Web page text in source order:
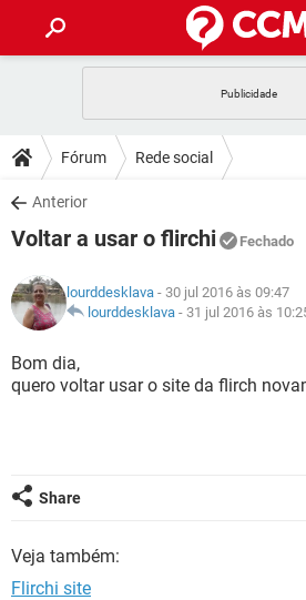
CELULAR
OUTLOOK
INSTAGRAM GMAIL
GUIA DE COMPRAS
DICAS
JOGOS
INSTAGRAM GMAIL
GUIA DE COMPRAS
DOWNLOADS
JOGOS
CELULAR
OUTLOOK EXCEL
INSTAGRAM
GUIA DE COMPRAS
JOGOS
CELULAR
OUTLOOK
GLOSSÁRIO
JOGOS
CELULAR
GUIA DE COMPRAS
Fórum Rede social
Anterior
Voltar a usar o flirchi Fechado
lourddesklava - 30 jul 2016 às 09:47
lourddesklava - 31 jul 2016 às
Bom dia,
quero voltar usar o site da flirch
Share
Veja também:
Flirchi site